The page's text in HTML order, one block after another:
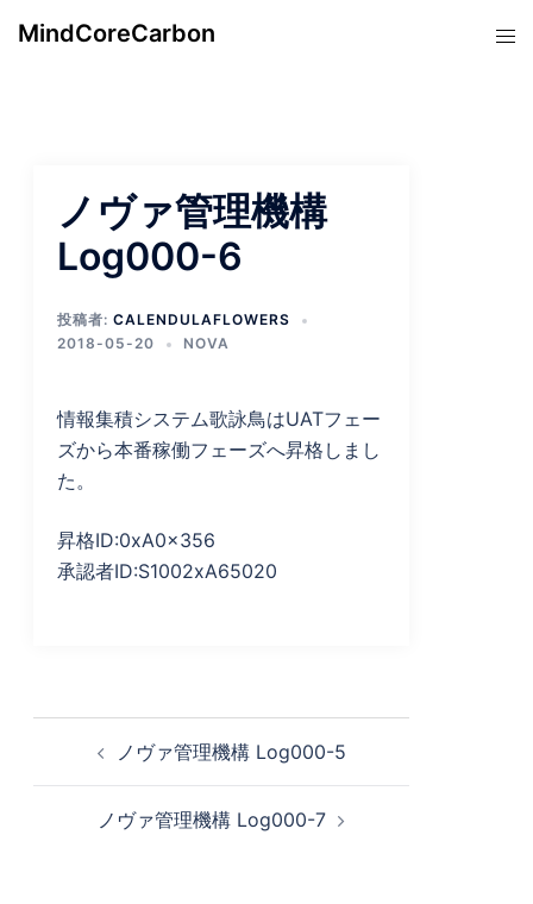
MindCoreCarbon
ト
ノヴァ管理機構
Log000-6
投稿者:CALENDULAFLOWERS
2018-05-20
NOVA
情報集積システム歌詠鳥はUATフェー
ズから本番稼働フェーズへ昇格しまし
た。
昇格ID:0xA0x356
承認者ID:S1002xA65020
ノヴァ管理機構 Log000-5
ノヴァ管理機構 Log000-7